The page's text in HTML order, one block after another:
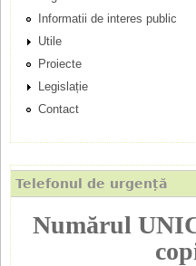
i
p
a
l
Informatii de interes public
Utile
Proiecte
Legislație
Contact
Telefonul de urgență
Numărul